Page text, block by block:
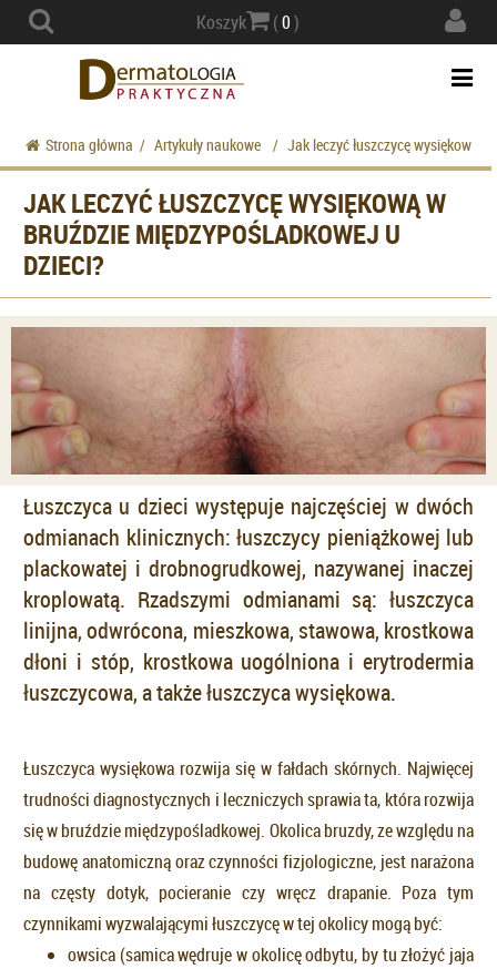
Koszyk (0)
Strona główna / Artykuły naukowe / Jak leczyć łuszczycę wysiękową
JAK LECZYĆ ŁUSZCZYCĘ WYSIĘKOWĄ W
BRUŹDZIE MIĘDZYPOŚLADKOWEJ U
DZIECI?
Łuszczyca u dzieci występuje najczęściej w dwóch
odmianach klinicznych: łuszczycy pieniążkowej lub
plackowatej i drobnogrudkowej, nazywanej inaczej
kroplowatą. Rzadszymi odmianami są: łuszczyca
linijna, odwrócona, mieszkowa, stawowa, krostkowa
dłoni i stóp, krostkowa uogólniona i erytrodermia
łuszczycowa, a także łuszczyca wysiękowa.
Łuszczyca wysiękowa rozwija się w fałdach skórnych. Najwięcej
trudności diagnostycznych i leczniczych sprawia ta, która rozwija
się w bruździe międzypośladkowej. Okolica bruzdy, ze względu na
budowę anatomiczną oraz czynności fizjologiczne, jest narażona
na częsty dotyk, pocieranie czy wręcz drapanie. Poza tym
czynnikami wyzwalającymi łuszczycę w tej okolicy mogą być:
owsica (samica wędruje w okolicę odbytu, by tu złożyć jaja